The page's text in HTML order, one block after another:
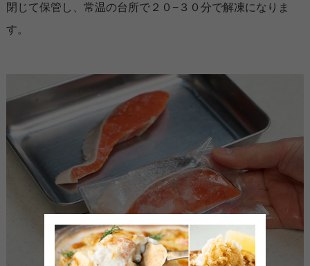
閉じて保管し、常温の台所で２０−３０分で解凍になりま
す。